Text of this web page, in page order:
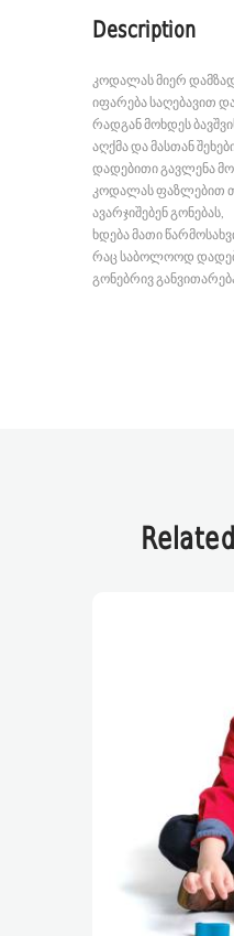
Description
კოდალას მიერ
იფარება საღებავით
რადგან მოხდეს
აღქმა და მასთან
დადებითი გავლენა
კოდალას ფაზლებით
ავარჯიშებენ გონებას,
ხდება მათი
რაც საბოლოოდ
გონებრივ